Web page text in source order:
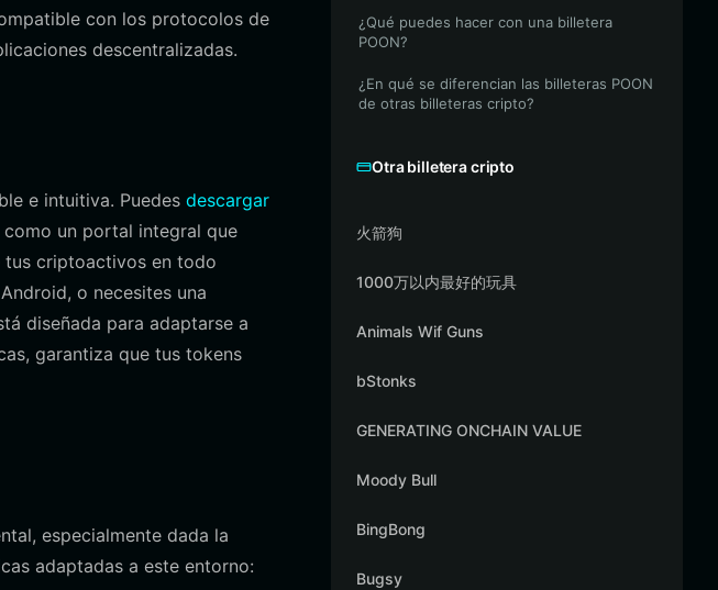
con los protocolos de
descentralizadas.
e intuitiva. Puedes descargar
un portal integral que
tus criptoactivos en todo
o necesites una
diseñada para adaptarse a
garantiza que tus tokens
especialmente dada la
adaptadas a este entorno:
¿Qué puedes hacer con una billetera
POON?
¿En qué se diferencian las billeteras POON
de otras billeteras cripto?
Otra billetera cripto
火箭狗
1000万以内最好的玩具
Animals Wif Guns
bStonks
GENERATING ONCHAIN VALUE
Moody Bull
BingBong
Bugsy